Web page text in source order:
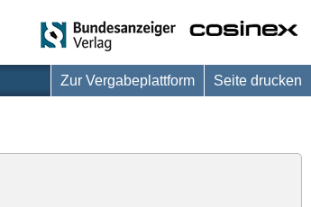
Zur Vergabeplattform Seite drucken